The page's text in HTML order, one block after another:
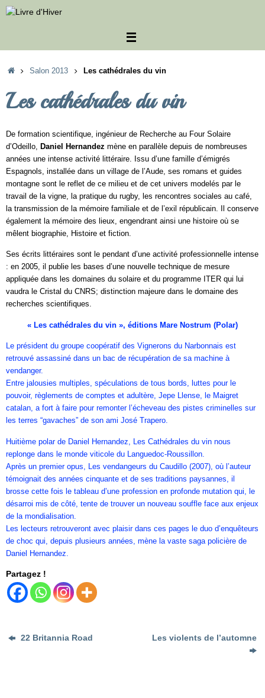
Passer
au
Accueil
Salon 2013 Les cathédrales du vin
Les cathédrales du vin
De formation scientifique, ingénieur de Recherche au Four Solaire
d’Odeillo,
Daniel Hernandez mène en parallèle depuis de nombreuses
années une intense activité littéraire. Issu d’une famille d’émigrés
Espagnols, installée dans un village de l’Aude, ses romans et guides
montagne sont le reflet de ce milieu et de cet univers modelés par le
travail de la vigne, la pratique du rugby, les rencontres sociales au café,
la transmission de la mémoire familiale et de l’exil républicain. Il conserve
également la mémoire des lieux, engendrant ainsi une histoire où se
mêlent biographie, Histoire et fiction.
Ses écrits littéraires sont le pendant d’une activité professionnelle intense
: en 2005, il publie les bases d’une nouvelle technique de mesure
appliquée dans les domaines du solaire et du programme ITER qui lui
vaudra le Cristal du CNRS; distinction majeure dans le domaine des
recherches scientifiques.
« Les cathédrales du vin », éditions Mare Nostrum (Polar)
Le président du groupe coopératif des Vignerons du Narbonnais est
retrouvé assassiné dans un bac de récupération de sa machine à
vendanger.
Entre jalousies multiples, spéculations de tous bords, luttes pour le
pouvoir, règlements de comptes et adultère, Jepe Llense, le Maigret
catalan, a fort à faire pour remonter l’écheveau des pistes criminelles sur
les terres “gavaches” de son ami José Trapero.
Huitième polar de Daniel Hernandez, Les Cathédrales du vin nous
replonge dans le monde viticole du Languedoc-Roussillon.
Après un premier opus, Les vendangeurs du Caudillo (2007), où l’auteur
témoignait des années cinquante et de ses traditions paysannes, il
brosse cette fois le tableau d’une profession en profonde mutation qui, le
désarroi mis de côté, tente de trouver un nouveau souffle face aux enjeux
de la mondialisation.
Les lecteurs retrouveront avec plaisir dans ces pages le duo d’enquêteurs
de choc qui, depuis plusieurs années, mène la vaste saga policière de
Daniel Hernandez.
Partagez !
22 Britannia Road Les violents de l’automne